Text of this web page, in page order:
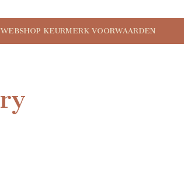
KEURMERK VOORWAARDEN